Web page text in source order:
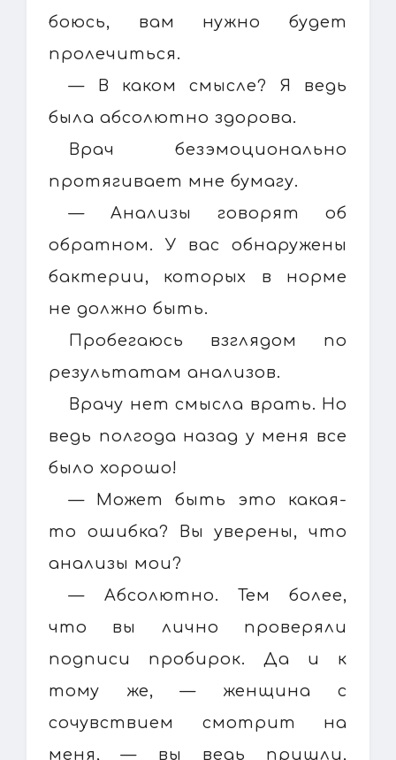
боюсь, вам нужно будет
пролечиться.
— В каком смысле? Я ведь
была абсолютно здорова.
Врач безэмоционально
протягивает мне бумагу.
— Анализы говорят об
обратном. У вас обнаружены
бактерии, которых в норме
не должно быть.
Пробегаюсь взглядом по
результатам анализов.
Врачу нет смысла врать. Но
ведь полгода назад у меня все
было хорошо!
— Может быть это какая-
то ошибка? Вы уверены, что
анализы мои?
— Абсолютно. Тем более,
что вы лично проверяли
подписи пробирок. Да и к
тому же, — женщина с
сочувствием смотрит на
меня, — вы ведь пришли,